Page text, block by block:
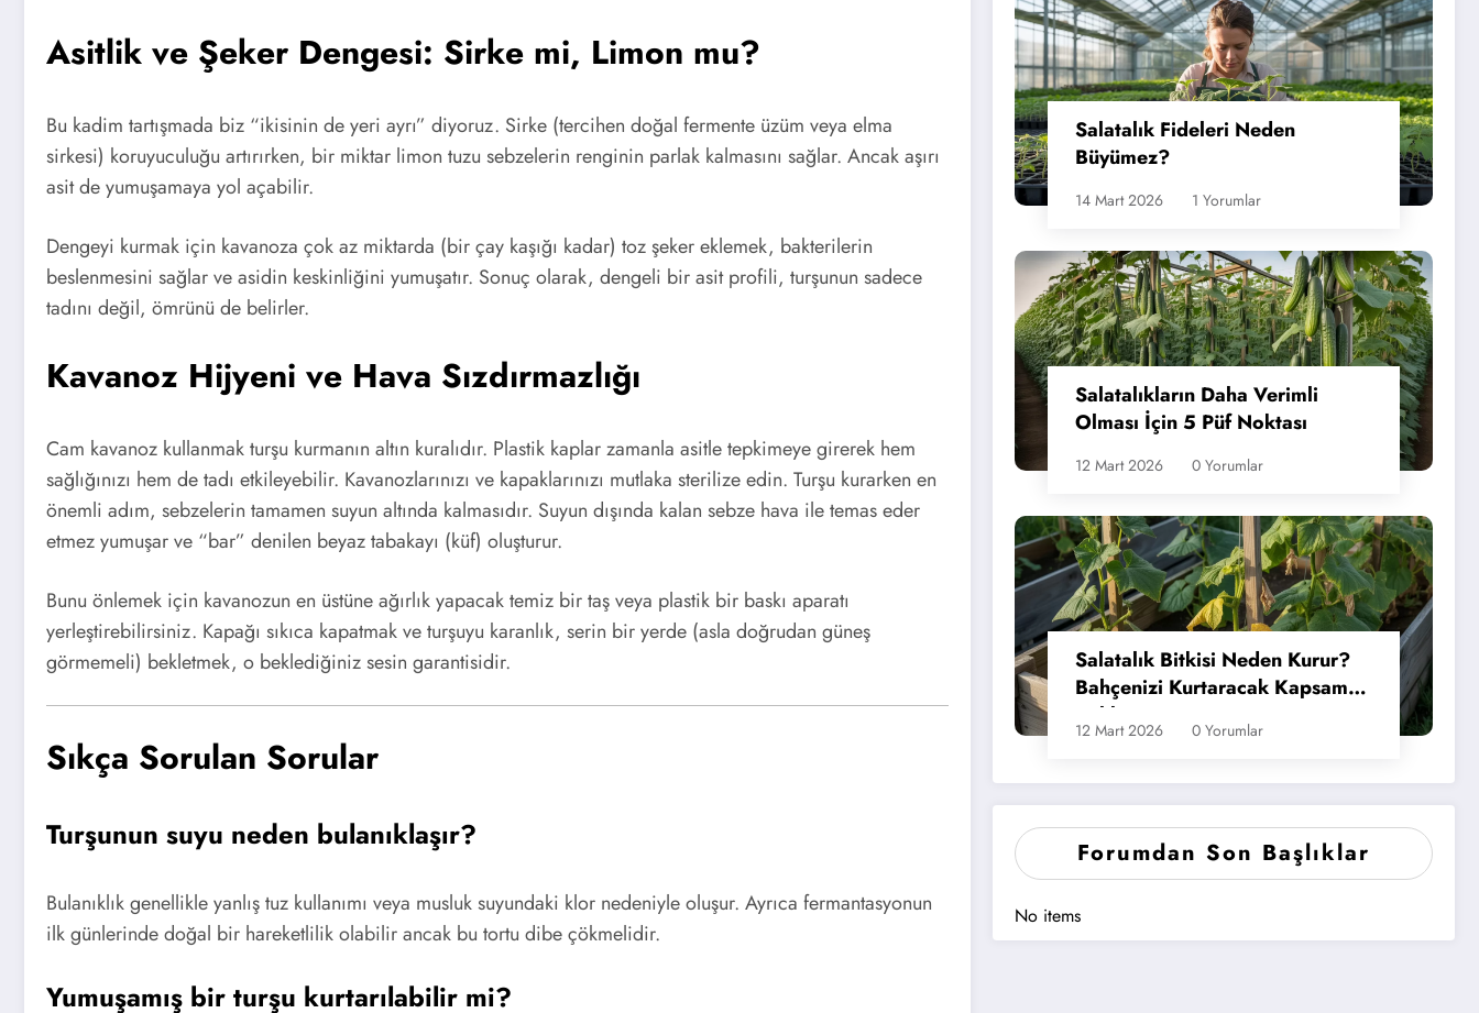
Asitlik ve Şeker Dengesi: Sirke mi, Limon mu?
Bu kadim tartışmada biz “ikisinin de yeri ayrı” diyoruz. Sirke (tercihen doğal fermente üzüm veya elma
sirkesi) koruyuculuğu artırırken, bir miktar limon tuzu sebzelerin renginin parlak kalmasını sağlar. Ancak aşırı
asit de yumuşamaya yol açabilir.
Dengeyi kurmak için kavanoza çok az miktarda (bir çay kaşığı kadar) toz şeker eklemek, bakterilerin
beslenmesini sağlar ve asidin keskinliğini yumuşatır. Sonuç olarak, dengeli bir asit profili, turşunun sadece
tadını değil, ömrünü de belirler.
Kavanoz Hijyeni ve Hava Sızdırmazlığı
Cam kavanoz kullanmak turşu kurmanın altın kuralıdır. Plastik kaplar zamanla asitle tepkimeye girerek hem
sağlığınızı hem de tadı etkileyebilir. Kavanozlarınızı ve kapaklarınızı mutlaka sterilize edin. Turşu kurarken en
önemli adım, sebzelerin tamamen suyun altında kalmasıdır. Suyun dışında kalan sebze hava ile temas eder
etmez yumuşar ve “bar” denilen beyaz tabakayı (küf) oluşturur.
Bunu önlemek için kavanozun en üstüne ağırlık yapacak temiz bir taş veya plastik bir baskı aparatı
yerleştirebilirsiniz. Kapağı sıkıca kapatmak ve turşuyu karanlık, serin bir yerde (asla doğrudan güneş
görmemeli) bekletmek, o beklediğiniz sesin garantisidir.
Sıkça Sorulan Sorular
Turşunun suyu neden bulanıklaşır?
Bulanıklık genellikle yanlış tuz kullanımı veya musluk suyundaki klor nedeniyle oluşur. Ayrıca fermantasyonun
ilk günlerinde doğal bir hareketlilik olabilir ancak bu tortu dibe çökmelidir.
Yumuşamış bir turşu kurtarılabilir mi?
Salatalık Fideleri Neden
Büyümez?
14 Mart 2026 1 Yorumlar
Salatalıkların Daha Verimli
Olması İçin 5 Püf Noktası
12 Mart 2026 0 Yorumlar
Salatalık Bitkisi Neden Kurur?
Bahçenizi Kurtaracak Kapsamlı
Rehber
12 Mart 2026 0 Yorumlar
Forumdan Son Başlıklar
No items